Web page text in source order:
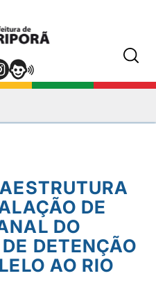
DE
DO
DETENÇÃO
AO RIO